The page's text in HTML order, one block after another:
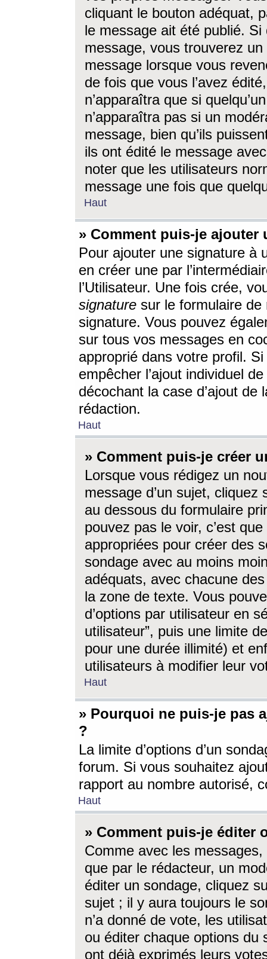
cliquant le bouton adéquat,
le message ait été publié. Si
message, vous trouverez
message lorsque vous
de fois que vous l’avez
n’apparaîtra que si
n’apparaîtra pas si un
message, bien qu’ils
ils ont édité le message
noter que les utilisateurs
message une fois que
Haut
» Comment puis-je ajouter
Pour ajouter une signature à
en créer une par
l’Utilisateur. Une fois crée,
signature sur le formulaire de
signature. Vous pouvez
sur tous vos messages en
approprié dans votre profil.
empêcher l’ajout individuel
décochant la case d’ajout
rédaction.
Haut
» Comment puis-je créer
Lorsque vous rédigez un
message d’un sujet, cliquez
au dessous du formulaire
pouvez pas le voir, c’est
appropriées pour créer des
sondage avec au moins
adéquats, avec chacune
la zone de texte. Vous
d’options par utilisateur en
utilisateur”, puis une limite
pour une durée illimité) et
utilisateurs à modifier leur
Haut
» Pourquoi ne puis-je pas
?
La limite d’options d’un
forum. Si vous souhaitez
rapport au nombre autorisé,
Haut
» Comment puis-je éditer
Comme avec les
que par le rédacteur, un
éditer un sondage, cliquez
sujet ; il y aura toujours le
n’a donné de vote, les
ou éditer chaque options du
ont déjà exprimés leurs